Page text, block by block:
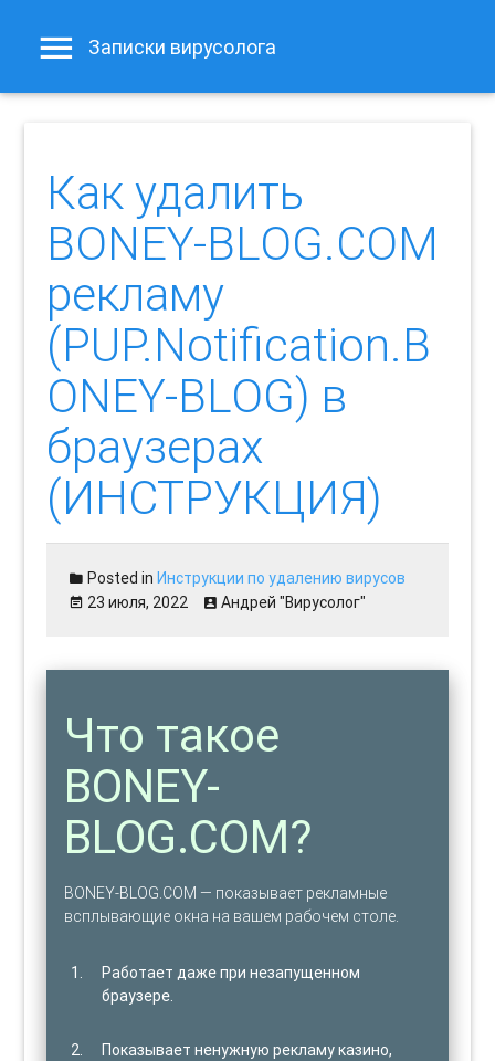
Записки вирусолога
Как удалить
BONEY-BLOG.COM
рекламу
(PUP.Notification.B
ONEY-BLOG) в
браузерах
(ИНСТРУКЦИЯ)
Posted inИнструкции по удалению вирусов
23 июля, 2022
Андрей "Вирусолог"
Что такое
BONEY-
BLOG.COM?
BONEY-BLOG.COM — показывает рекламные
всплывающие окна на вашем рабочем столе.
Работает даже при незапущенном
браузере.
Показывает ненужную рекламу казино,